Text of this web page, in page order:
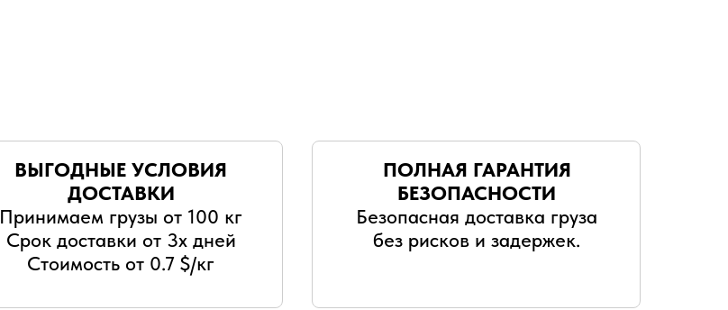
ВЫГОДНЫЕ УСЛОВИЯ
ДОСТАВКИ
Принимаем грузы от 100 кг
Срок доставки от 3х дней
Стоимость от 0.7 $/кг
ПОЛНАЯ ГАРАНТИЯ
БЕЗОПАСНОСТИ
Безопасная доставка груза
без рисков и задержек.